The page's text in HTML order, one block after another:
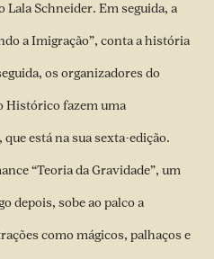
Lala Schneider. Em seguida, a
a Imigração”, conta a história
os organizadores do
Histórico fazem uma
está na sua sexta-edição.
“Teoria da Gravidade”, um
depois, sobe ao palco a
como mágicos, palhaços e